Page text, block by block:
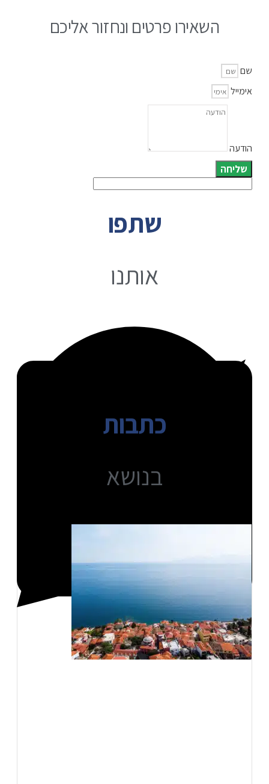
השאירו פרטים ונחזור אליכם
שם
אימייל
הודעה
שליחה
שתפו
אותנו
כתבות
בנושא